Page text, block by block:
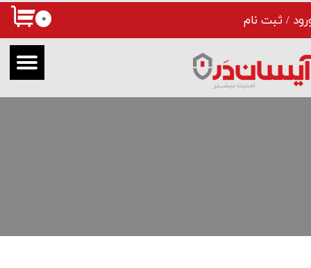
/ ثبت نام
حساب کاربری من
تغییر گذر واژه
سفارشات
۰